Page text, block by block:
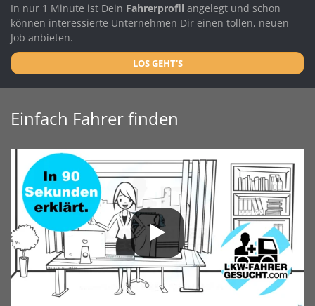
In nur 1 Minute ist Dein Fahrerprofil angelegt und schon
können interessierte Unternehmen Dir einen tollen, neuen
Job anbieten.
LOS GEHT'S
Einfach Fahrer finden